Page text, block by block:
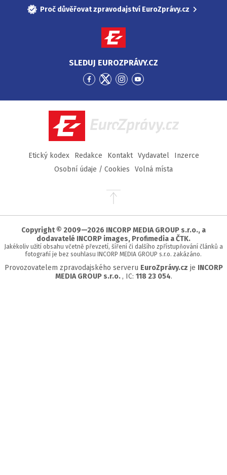
Proč důvěřovat zpravodajství EuroZprávy.cz
SLEDUJ EUROZPRÁVY.CZ
Přejít
Facebook
Přejít
Twitter
Přejít
Instagram
Přejít
YouTube
EuroZprávy.cz
Etický kodex Redakce Kontakt Vydavatel
Inzerce
Osobní údaje / Cookies
Volná místa
Přejít
stránky
Copyright © 2009—2026 INCORP MEDIA GROUP s.r.o., a
dodavatelé INCORP images, Profimedia a ČTK.
Jakékoliv užití obsahu včetně převzetí, šíření či dalšího zpřístupňování článků a
fotografií je bez souhlasu INCORP MEDIA GROUP s.r.o. zakázáno.
Provozovatelem zpravodajského serveru EuroZprávy.cz je INCORP
MEDIA GROUP s.r.o. , IC: 118 23 054.